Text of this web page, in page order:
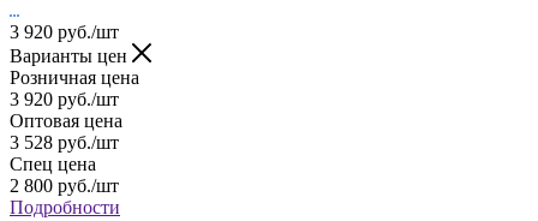
3 920 руб./шт
Варианты цен
Розничная цена
3 920 руб./шт
Оптовая цена
3 528 руб./шт
Спец цена
2 800 руб./шт
Подробности